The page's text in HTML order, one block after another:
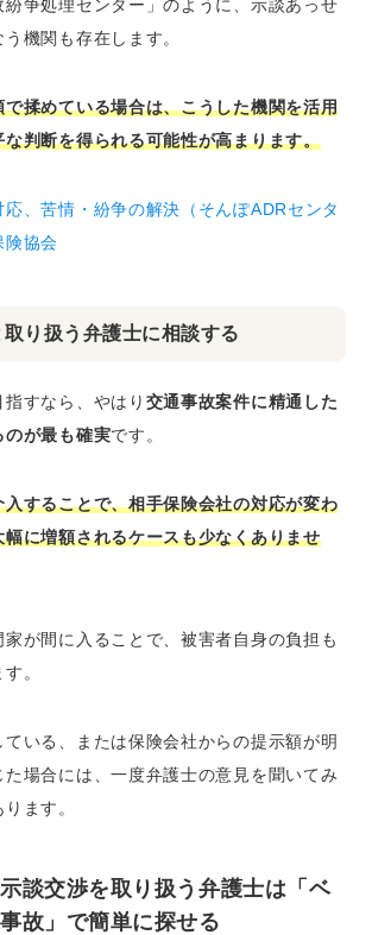
紛争処理センター」のように、示談あっせ
機関も存在します。
揉めている場合は、こうした機関を活用
判断を得られる可能性が高まります。
応、苦情・紛争の解決（そんぽADRセンタ
険協会
り扱う弁護士に相談する
すなら、やはり 交通事故案件に精通した
のが最も確実です。
することで、相手保険会社の対応が変わ
に増額されるケースも少なくありませ
家が間に入ることで、被害者自身の負担も
。
いる、または保険会社からの提示額が明
た場合には、一度弁護士の意見を聞いてみ
ます。
談交渉を取り扱う弁護士は「ベ
故」で簡単に探せる